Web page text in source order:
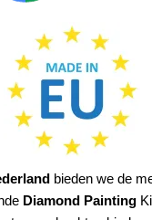
bieden we de
Diamond Painting